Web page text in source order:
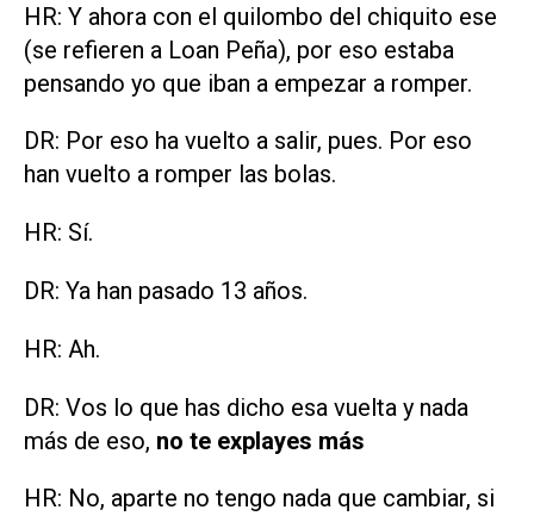
HR: Y ahora con el quilombo del chiquito ese
(se refieren a Loan Peña), por eso estaba
pensando yo que iban a empezar a romper.
DR: Por eso ha vuelto a salir, pues. Por eso
han vuelto a romper las bolas.
HR: Sí.
DR: Ya han pasado 13 años.
HR: Ah.
DR: Vos lo que has dicho esa vuelta y nada
más de eso, no te explayes más
HR: No, aparte no tengo nada que cambiar, si